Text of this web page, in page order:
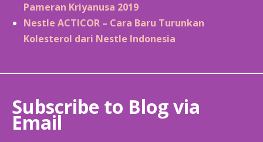
Pameran Kriyanusa 2019
Nestle ACTICOR – Cara Baru Turunkan
Kolesterol dari Nestle Indonesia
Subscribe to Blog via
Email